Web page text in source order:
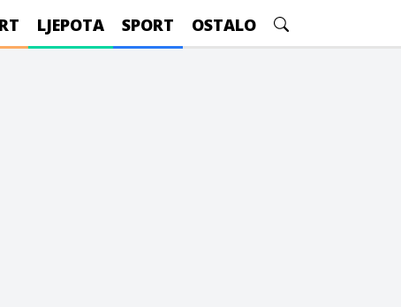
LJEPOTA SPORT OSTALO